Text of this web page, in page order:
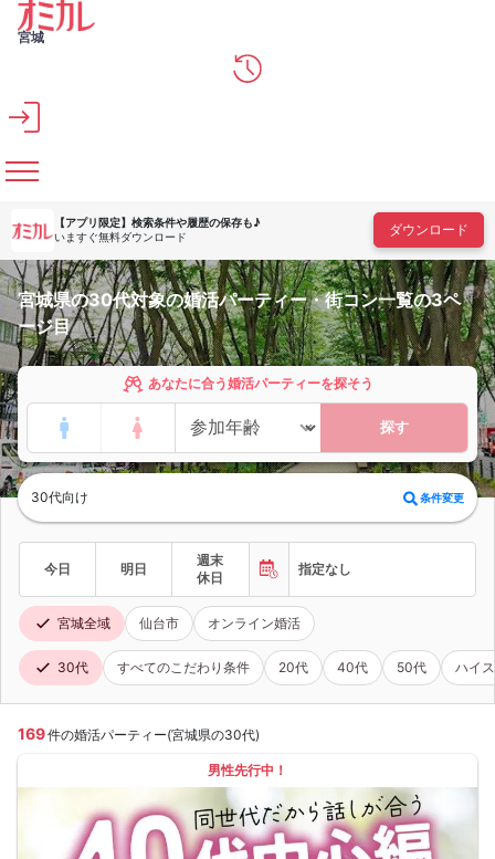
メインコンテンツへスキップ
宮城
【アプリ限定】 検索条件や履歴の保存も♪
いますぐ無料ダウンロード
ダウンロード
宮城県の30代対象の婚活パーティー・街コン一覧の3ペ
ージ目
あなたに合う婚活パーティーを探そう
探す
30代向け 条件変更
今日 明日
週末
休日
指定なし
宮城全域 仙台市 オンライン婚活
30代 すべてのこだわり条件 20代 40代 50代 ハイ
169件の婚活パーティー(宮城県の30代)
男性先行中！